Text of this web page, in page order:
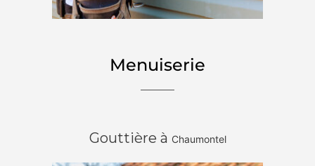
Menuiserie
Gouttière à Chaumontel